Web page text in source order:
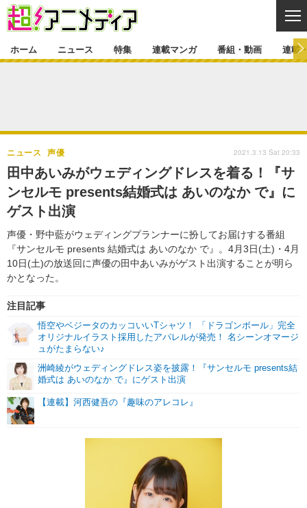
ゲーム・アプリ マンガ
グッズ イベント
声優
新帝スタ
特集一覧 カバー
ラキりす
連載マンガ
連載一覧
番組・動画
番組・動画一覧 ラジオ
動画
連載・ブログ
連載・ブログ一覧
編集部ブログ・お知らせ
ホーム ニュース 特集 連載マンガ 番組・動画 連載
田中あいみがウェディングドレスを着る！『サ
ンセルモ presents結婚式は あいのなか で』に
ゲスト出演
声優・野中藍がウェディングプランナーに扮してお届けする番組
『サンセルモ presents 結婚式は あいのなか で』。4月3日(土)・4月
10日(土)の放送回に声優の田中あいみがゲスト出演することが明ら
かとなった。
ニュース 声優
注目記事
悟空やベジータのカッコいいTシャツ！ 「ドラゴンボール」完全
オリジナルイラスト採用したアパレルが発売！ 名シーンオマージ
ュがたまらない♪
洲崎綾がウェディングドレス姿を披露！『サンセルモ presents結
婚式は あいのなか で』にゲスト出演
【連載】河西健吾の『趣味のアレコレ』
2021.3.13 Sat 20:33